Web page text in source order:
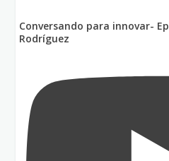
Conversando para innovar-
Rodríguez